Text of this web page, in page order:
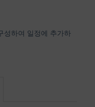
성하여 일정에 추가하